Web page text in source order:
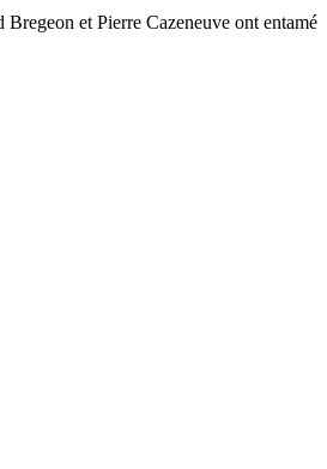
et Pierre Cazeneuve ont entamé